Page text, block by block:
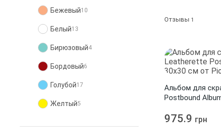
Бежевый10
Белый13
Бирюзовый4
Бордовый6
Голубой17
Желтый5
Отзывы 1
Альбом для
Postbound
975.9 грн